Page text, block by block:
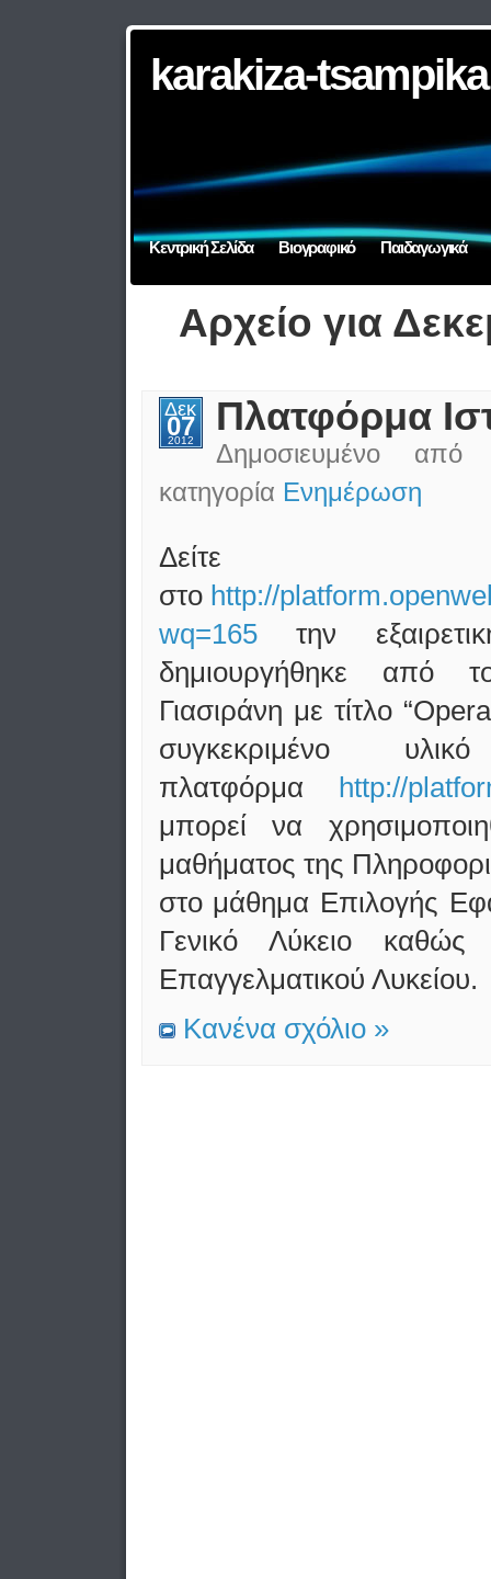
karakiza-tsampika
Κεντρική Σελίδα Βιογραφικό Παιδαγωγικά
Αρχείο για
Δεκ
07
2012
Πλατφόρμα
Δημοσιευμένο
κατηγορία Ενημέρωση
Δείτε
στο http://
wq=165την
δημιουργήθηκε από
Γιασιράνη με τίτλο
συγκεκριμένο
πλατφόρμα http://
μπορεί να
μαθήματος της
στο μάθημα Επιλογής
Γενικό Λύκειο
Επαγγελματικού Λυκείου.
Κανένα σχόλιο »